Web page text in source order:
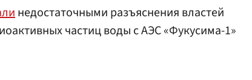
недостаточными разъяснения властей
частиц воды с АЭС «Фукусима-1»